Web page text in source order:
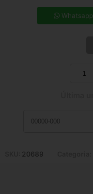
4x de R$ 3,88
5x de R$ 3,14
Whatsapp
20689